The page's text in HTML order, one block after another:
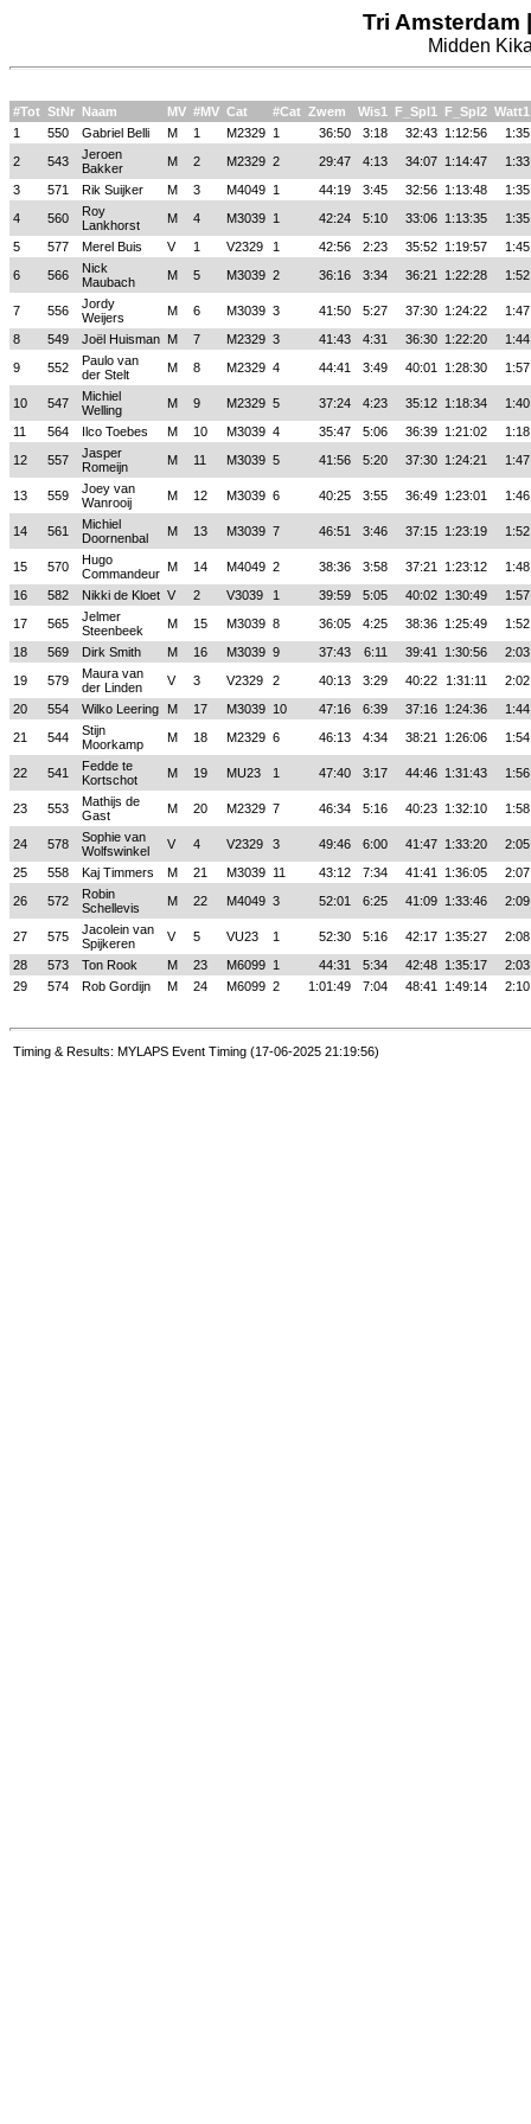
Tri Amsterdam
Midden
#Tot StNr Naam MV #MV Cat #Cat Zwem Wis1 F_Spl1 F_Spl2 Watt1
1
550 Gabriel Belli M 1 M2329 1 36:50 3:18 32:43 1:12:56
1:35
2
543
Jeroen
Bakker
M 2 M2329 2 29:47 4:13 34:07 1:14:47
1:33
3
571 Rik Suijker M 3 M4049 1 44:19 3:45 32:56 1:13:48
1:35
4
560
Roy
Lankhorst
M 4 M3039 1 42:24 5:10 33:06 1:13:35
1:35
5
577 Merel Buis V 1 V2329 1 42:56 2:23 35:52 1:19:57
1:45
6
566
Nick
Maubach
M 5 M3039 2 36:16 3:34 36:21 1:22:28 1:52
7 556
Jordy
Weijers
M 6 M3039 3 41:50 5:27 37:30 1:24:22
1:47
8
549 Joël Huisman M 7 M2329 3 41:43 4:31 36:30 1:22:20
1:44
9
552
Paulo van
der Stelt
M 8 M2329 4 44:41 3:49 40:01 1:28:30 1:57
10 547
Michiel
Welling
M 9 M2329 5 37:24 4:23 35:12 1:18:34
1:40
11
564 Ilco Toebes M 10 M3039 4 35:47 5:06 36:39 1:21:02
1:18
12
557
Jasper
Romeijn
M 11 M3039 5 41:56 5:20 37:30 1:24:21 1:47
13 559
Joey van
Wanrooij
M 12 M3039 6 40:25 3:55 36:49 1:23:01 1:46
14 561
Michiel
Doornenbal
M 13 M3039 7 46:51 3:46 37:15 1:23:19 1:52
15 570
Hugo
Commandeur M 14 M4049 2 38:36 3:58 37:21 1:23:12
1:48
16
582 Nikki de Kloet V 2 V3039 1 39:59 5:05 40:02 1:30:49
1:57
17
565
Jelmer
Steenbeek
M 15 M3039 8 36:05 4:25 38:36 1:25:49
1:52
18
569 Dirk Smith M 16 M3039 9 37:43 6:11 39:41 1:30:56
2:03
19
579
Maura van
der Linden
V 3 V2329 2 40:13 3:29 40:22 1:31:11
2:02
20
554 Wilko Leering M 17 M3039 10 47:16 6:39 37:16 1:24:36
1:44
21
544
Stijn
Moorkamp
M 18 M2329 6 46:13 4:34 38:21 1:26:06 1:54
22 541
Fedde te
Kortschot
M 19 MU23 1 47:40 3:17 44:46 1:31:43 1:56
23 553
Mathijs de
Gast
M 20 M2329 7 46:34 5:16 40:23 1:32:10 1:58
24 578
Sophie van
Wolfswinkel
V 4 V2329 3 49:46 6:00 41:47 1:33:20
2:05
25
558 Kaj Timmers M 21 M3039 11 43:12 7:34 41:41 1:36:05
2:07
26
572
Robin
Schellevis
M 22 M4049 3 52:01 6:25 41:09 1:33:46 2:09
27 575
Jacolein van
Spijkeren
V 5 VU23 1 52:30 5:16 42:17 1:35:27
2:08
28
573 Ton Rook M 23 M6099 1 44:31 5:34 42:48 1:35:17
2:03
29
574 Rob Gordijn M 24 M6099 2 1:01:49 7:04 48:41 1:49:14 2:10
Timing & Results: MYLAPS Event Timing (17-06-2025 21:19:56)